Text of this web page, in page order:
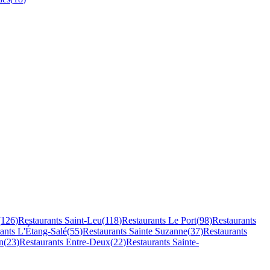
126)Restaurants Saint-Leu(118)Restaurants Le Port(98)Restaurants
L'Étang-Salé(55)Restaurants Sainte Suzanne(37)Restaurants
(23)Restaurants Entre-Deux(22)Restaurants Sainte-